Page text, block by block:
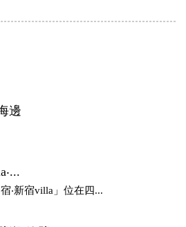
邊
宿‧新宿villa」位在四...